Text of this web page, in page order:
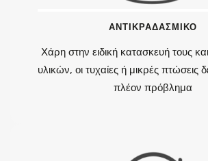
ΑΝΤΙΚΡΑΔΑΣΜΙΚΟ
Χάρη στην ειδική κατασκευή τους
υλικών, οι τυχαίες ή μικρές πτώσεις
πλέον πρόβλημα